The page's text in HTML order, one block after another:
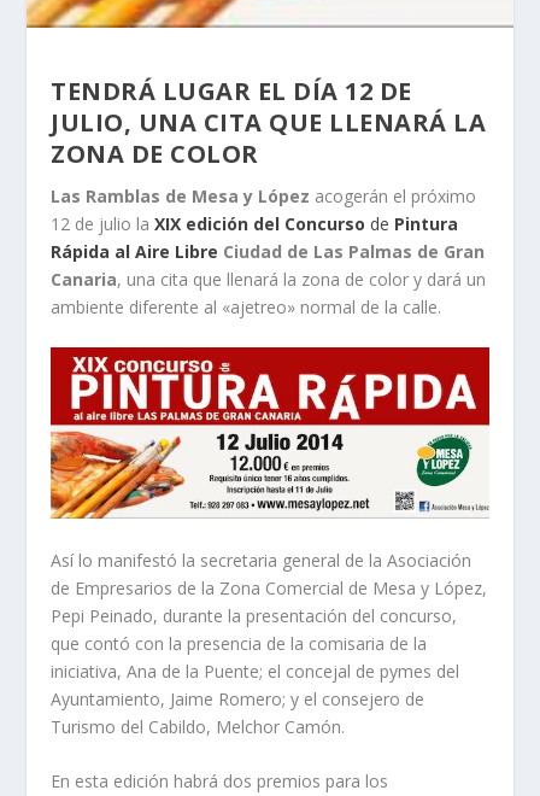
TENDRÁ LUGAR EL DÍA 12 DE
JULIO, UNA CITA QUE LLENARÁ LA
ZONA DE COLOR
Las Ramblas de Mesa y López acogerán el próximo
12 de julio laXIX edición del Concurso de Pintura
Rápida al Aire Libre Ciudad de Las Palmas de Gran
Canaria, una cita que llenará la zona de color y dará un
ambiente diferente al «ajetreo» normal de la calle.
Así lo manifestó la secretaria general de la Asociación
de Empresarios de la Zona Comercial de Mesa y López,
Pepi Peinado, durante la presentación del concurso,
que contó con la presencia de la comisaria de la
iniciativa, Ana de la Puente; el concejal de pymes del
Ayuntamiento, Jaime Romero; y el consejero de
Turismo del Cabildo, Melchor Camón.
En esta edición habrá dos premios para los